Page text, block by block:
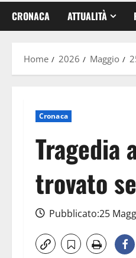
CRONACA ATTUALITÀ
Home 2026 Maggio
Cronaca
Tragedia
trovato
Pubblicato:25